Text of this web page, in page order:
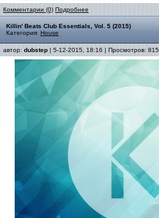
Комментарии (0) Подробнее
Killin' Beats Club Essentials, Vol. 5 (2015)
Категория: House
автор: dubstep | 5-12-2015, 18:16 | Просмотров: 815